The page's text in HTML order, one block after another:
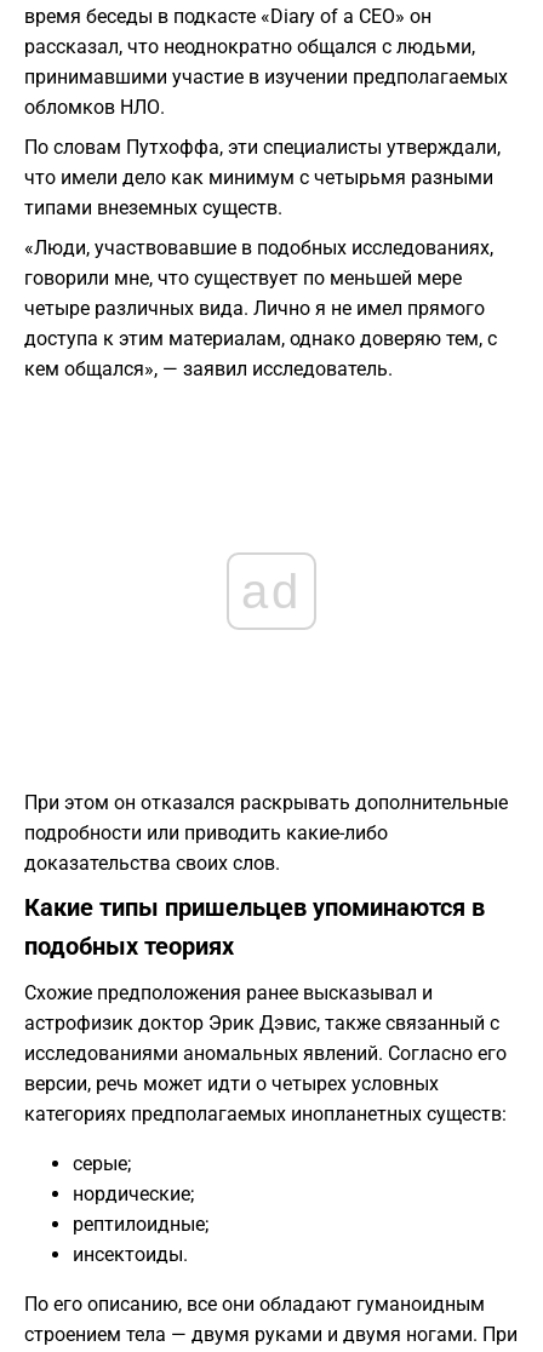
время беседы в подкасте «Diary of a CEO» он
рассказал, что неоднократно общался с людьми,
принимавшими участие в изучении предполагаемых
обломков НЛО.
По словам Путхоффа, эти специалисты утверждали,
что имели дело как минимум с четырьмя разными
типами внеземных существ.
«Люди, участвовавшие в подобных исследованиях,
говорили мне, что существует по меньшей мере
четыре различных вида. Лично я не имел прямого
доступа к этим материалам, однако доверяю тем, с
кем общался», — заявил исследователь.
ad
При этом он отказался раскрывать дополнительные
подробности или приводить какие-либо
доказательства своих слов.
Какие типы пришельцев упоминаются в
подобных теориях
Схожие предположения ранее высказывал и
астрофизик доктор Эрик Дэвис, также связанный с
исследованиями аномальных явлений. Согласно его
версии, речь может идти о четырех условных
категориях предполагаемых инопланетных существ:
серые;
нордические;
рептилоидные;
инсектоиды.
По его описанию, все они обладают гуманоидным
строением тела — двумя руками и двумя ногами. При